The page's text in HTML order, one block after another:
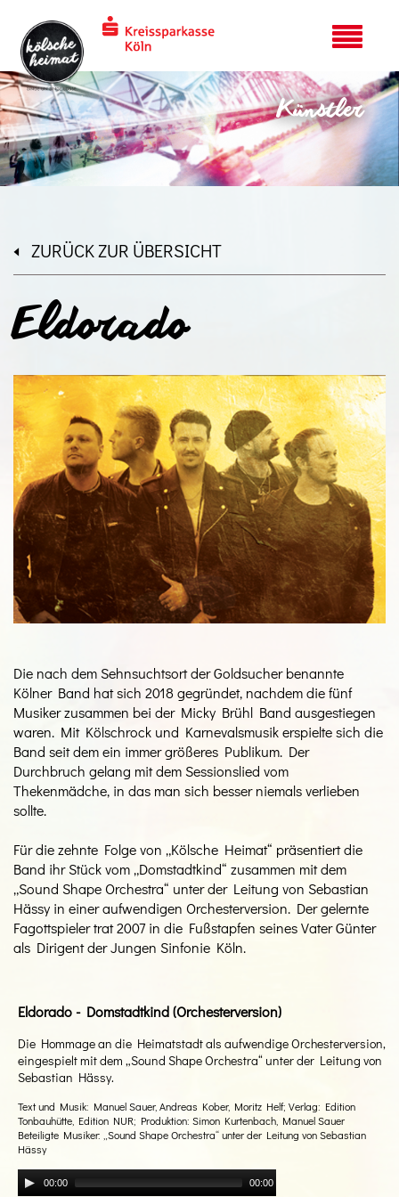
Künstler
ZURÜCK ZUR ÜBERSICHT
Eldorado
Die nach dem Sehnsuchtsort der Goldsucher benannte
Kölner Band hat sich 2018 gegründet, nachdem die fünf
Musiker zusammen bei der Micky Brühl Band ausgestiegen
waren. Mit Kölschrock und Karnevalsmusik erspielte sich die
Band seit dem ein immer größeres Publikum. Der
Durchbruch gelang mit dem Sessionslied vom
Thekenmädche, in das man sich besser niemals verlieben
sollte.
Für die zehnte Folge von „Kölsche Heimat“ präsentiert die
Band ihr Stück vom „Domstadtkind“ zusammen mit dem
„Sound Shape Orchestra“ unter der Leitung von Sebastian
Hässy in einer aufwendigen Orchesterversion. Der gelernte
Fagottspieler trat 2007 in die Fußstapfen seines Vater Günter
als Dirigent der Jungen Sinfonie Köln.
Eldorado - Domstadtkind (Orchesterversion)
Die Hommage an die Heimatstadt als aufwendige Orchesterversion,
eingespielt mit dem „Sound Shape Orchestra“ unter der Leitung von
Sebastian Hässy.
Text und Musik: Manuel Sauer, Andreas Kober, Moritz Helf; Verlag: Edition
Tonbauhütte, Edition NUR; Produktion: Simon Kurtenbach, Manuel Sauer
Beteiligte Musiker: „Sound Shape Orchestra“ unter der Leitung von Sebastian
Hässy
00:00 00:00